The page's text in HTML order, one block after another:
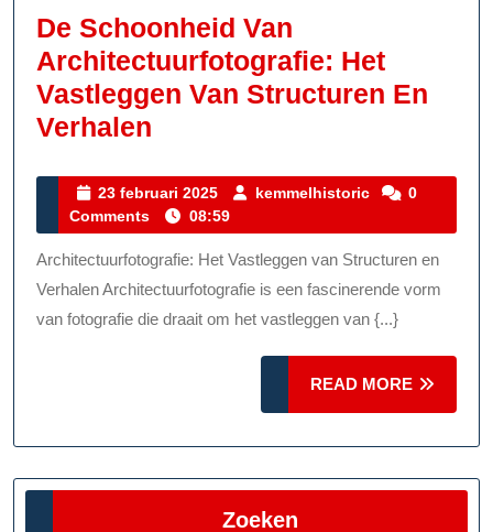
De Schoonheid Van
Architectuurfotografie: Het
Vastleggen Van Structuren En
Verhalen
Van
Architectuurfotografie:
Het
Vastleggen
Van
Structuren
Verhalen
23 februari 2025
23
februari
2025
kemmelhistoric kemmelhistoric
0
Comments
08:59
Architectuurfotografie: Het Vastleggen van Structuren en
Verhalen Architectuurfotografie is een fascinerende vorm
van fotografie die draait om het vastleggen van {...}
READ MORE
MORE
Zoeken